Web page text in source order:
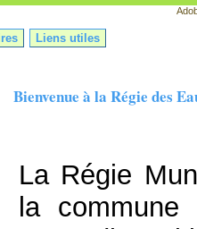
Liens utiles
Bienvenue à la Régie des
La Régie
la